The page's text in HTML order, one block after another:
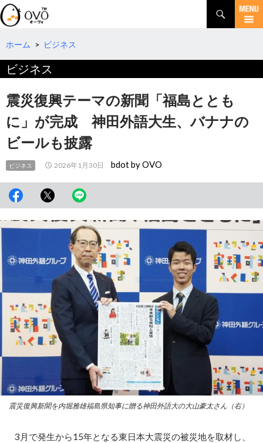
検
索
コ
テ
へ
移
動
ホーム > ビジネス
ビジネス
震災復興テーマの新聞「福島ととも
に」が完成 神田外語大生、バナナの
ビールも披露
ビジネス 2026年1月30日 bdot by OVO
震災復興新聞を内堀雅雄福島県知事に贈る神田外語大の大山豪太さん（右）
3月で発生から15年となる東日本大震災の被災地を取材し、